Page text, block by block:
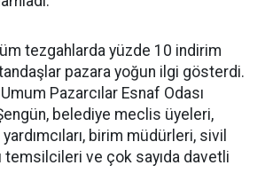
tezgahlarda yüzde 10 indirim
pazara yoğun ilgi gösterdi.
Pazarcılar Esnaf Odası
belediye meclis üyeleri,
birim müdürleri, sivil
ve çok sayıda davetli